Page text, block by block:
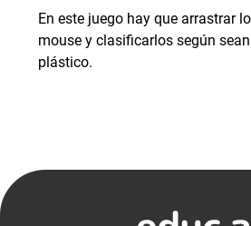
En este juego hay que arrastrar
mouse y clasificarlos según
plástico.